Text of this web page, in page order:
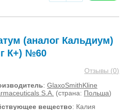
(аналог Кальдиум)
К+) №60
Отзывы (0)
: GlaxoSmithKline
S.A. (страна: Польша)
вещество: Калия